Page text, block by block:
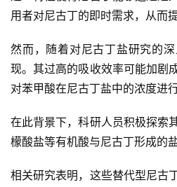
用者对尼古丁的即时需求，从而
然而，随着对尼古丁盐研究的
现。其过高的吸收效率可能加剧
对苯甲酸在尼古丁盐中的浓度进行
在此背景下，科研人员积极探索
檬酸盐等有机酸与尼古丁形成的
相关研究表明，这些替代型尼古